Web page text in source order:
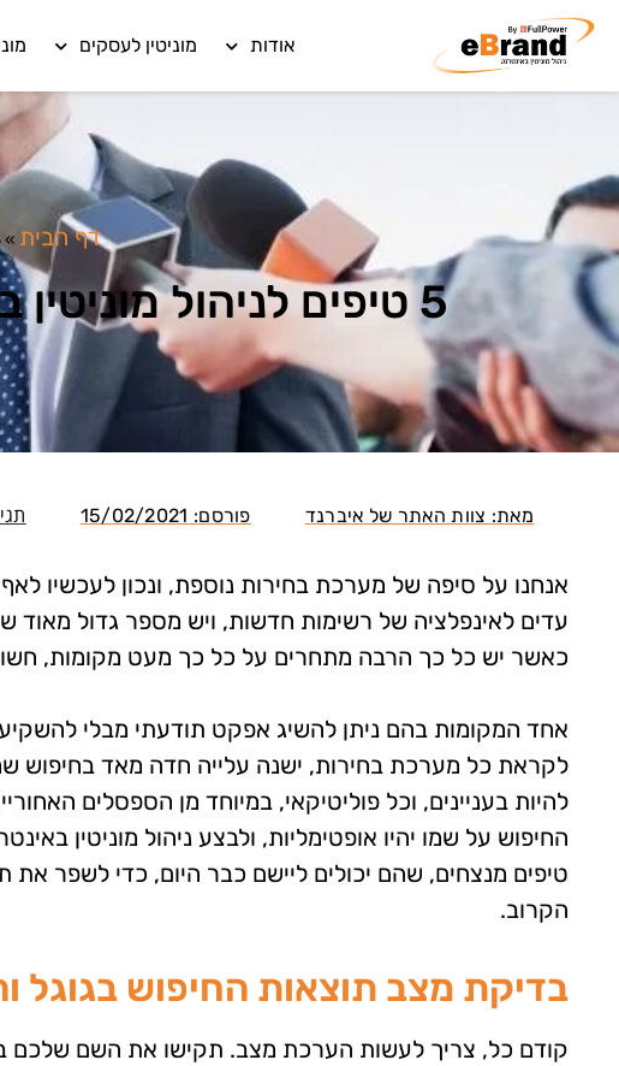
אודות מוניטין לעסקים
דף הבית »
5
5 טיפים לניהול מוניטין באינטרנט לפוליטיקאים לקראת בחירות 2021
מאת: צוות האתר של איברנד פורסם: 15/02/2021
אנחנו על סיפה של מערכת בחירות נוספת, ונכון לעכשיו
עדים לאינפלציה של רשימות חדשות, ויש מספר גדול מאוד
כאשר יש כל כך הרבה מתחרים על כל כך מעט מקומות,
אחד המקומות בהם ניתן להשיג אפקט תודעתי מבלי
לקראת כל מערכת בחירות, ישנה עלייה חדה מאד בחיפוש
להיות בעניינים, וכל פוליטיקאי, במיוחד מן הספסלים
החיפוש על שמו יהיו אופטימליות, ולבצע ניהול מוניטין
טיפים מנצחים, שהם יכולים ליישם כבר היום, כדי לשפר
הקרוב.
בדיקת מצב תוצאות החיפוש בגוגל
קודם כל, צריך לעשות הערכת מצב. תקישו את השם שלכם